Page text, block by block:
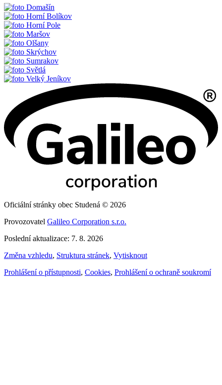
Domašín
Horní Bolíkov
Horní Pole
Maršov
Olšany
Skrýchov
Sumrakov
Světlá
Velký Jeníkov
Oficiální stránky obec Studená © 2026
Provozovatel Galileo Corporation s.r.o.
Poslední aktualizace: 7. 8. 2026
Změna vzhledu, Struktura stránek, Vytisknout
Prohlášení o přístupnosti, Cookies, Prohlášení o ochraně soukromí